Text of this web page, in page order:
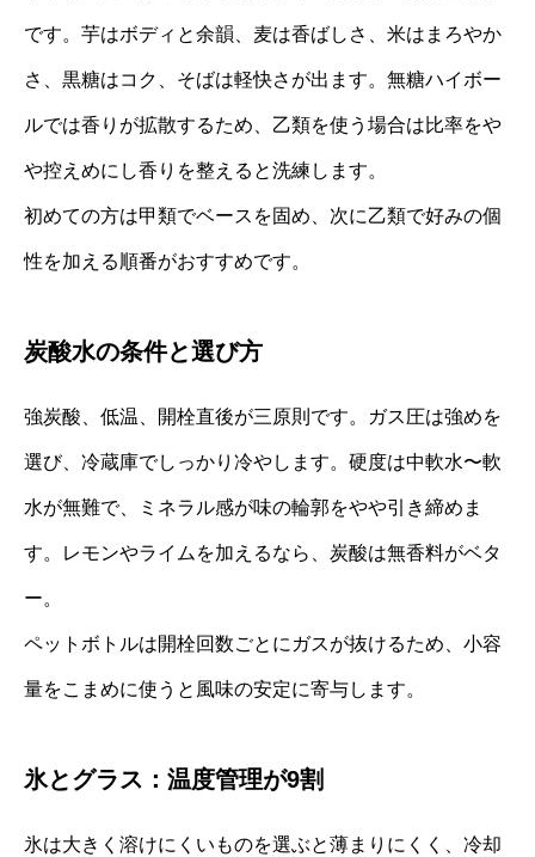
です。芋はボディと余韻、麦は香ばしさ、米はまろやか
さ、黒糖はコク、そばは軽快さが出ます。無糖ハイボー
ルでは香りが拡散するため、乙類を使う場合は比率をや
や控えめにし香りを整えると洗練します。
初めての方は甲類でベースを固め、次に乙類で好みの個
性を加える順番がおすすめです。
炭酸水の条件と選び方
強炭酸、低温、開栓直後が三原則です。ガス圧は強めを
選び、冷蔵庫でしっかり冷やします。硬度は中軟水〜軟
水が無難で、ミネラル感が味の輪郭をやや引き締めま
す。レモンやライムを加えるなら、炭酸は無香料がベタ
ー。
ペットボトルは開栓回数ごとにガスが抜けるため、小容
量をこまめに使うと風味の安定に寄与します。
氷とグラス：温度管理が9割
氷は大きく溶けにくいものを選ぶと薄まりにくく、冷却